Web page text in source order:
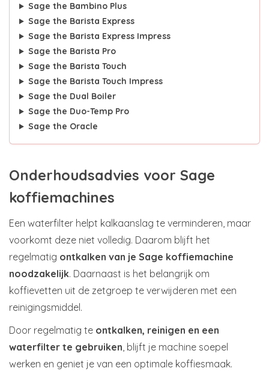
Sage the Bambino Plus
Sage the Barista Express
Sage the Barista Express Impress
Sage the Barista Pro
Sage the Barista Touch
Sage the Barista Touch Impress
Sage the Dual Boiler
Sage the Duo-Temp Pro
Sage the Oracle
Onderhoudsadvies voor Sage
koffiemachines
Een waterfilter helpt kalkaanslag te verminderen, maar
voorkomt deze niet volledig. Daarom blijft het
regelmatig ontkalken van je Sage koffiemachine
noodzakelijk. Daarnaast is het belangrijk om
koffievetten uit de zetgroep te verwijderen met een
reinigingsmiddel.
Door regelmatig te ontkalken, reinigen en een
waterfilter te gebruiken, blijft je machine soepel
werken en geniet je van een optimale koffiesmaak.